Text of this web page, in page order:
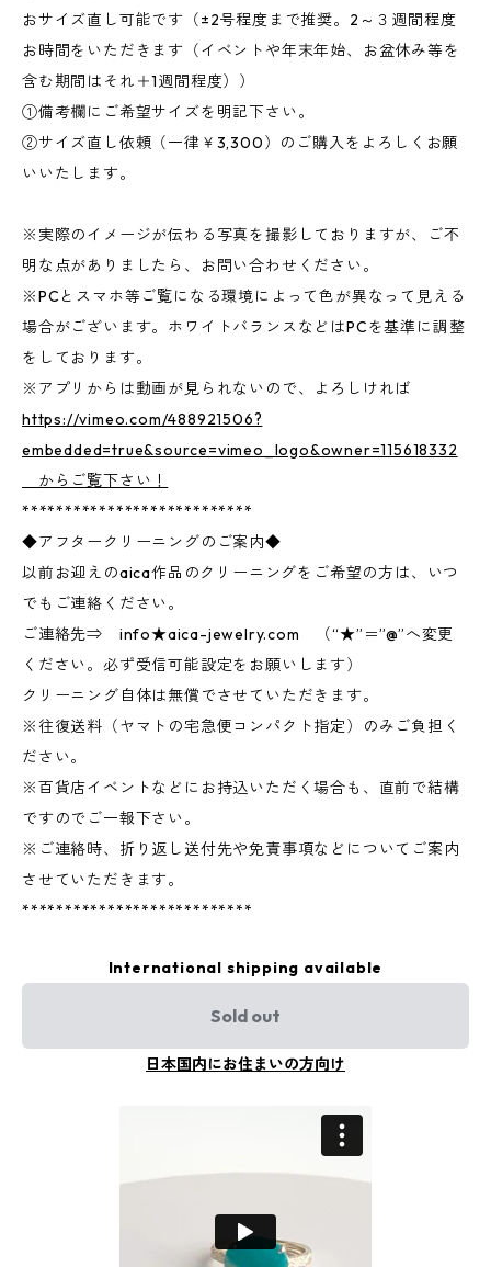
おサイズ直し可能です（±2号程度まで推奨。2～３週間程度
お時間をいただきます（イベントや年末年始、お盆休み等を
含む期間はそれ＋1週間程度））
①備考欄にご希望サイズを明記下さい。
②サイズ直し依頼（一律￥3,300）のご購入をよろしくお願
いいたします。
※実際のイメージが伝わる写真を撮影しておりますが、ご不
明な点がありましたら、お問い合わせください。
※PCとスマホ等ご覧になる環境によって色が異なって見える
場合がございます。ホワイトバランスなどはPCを基準に調整
をしております。
※アプリからは動画が見られないので、よろしければ
https://vimeo.com/488921506?
embedded=true&source=vimeo_logo&owner=115618332
からご覧下さい！
***************************
◆アフタークリーニングのご案内◆
以前お迎えのaica作品のクリーニングをご希望の方は、いつ
でもご連絡ください。
ご連絡先⇒ info★aica-jewelry.com （“★”＝”@”へ変更
ください。必ず受信可能設定をお願いします）
クリーニング自体は無償でさせていただきます。
※往復送料（ヤマトの宅急便コンパクト指定）のみご負担く
ださい。
※百貨店イベントなどにお持込いただく場合も、直前で結構
ですのでご一報下さい。
※ご連絡時、折り返し送付先や免責事項などについてご案内
させていただきます。
***************************
International shipping available
Sold out
日本国内にお住まいの方向け